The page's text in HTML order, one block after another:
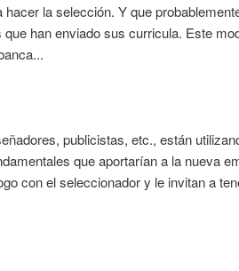
la selección. Y que
han enviado sus curricula. Este
publicistas, etc., están
que aportarían a la nueva
con el seleccionador y le invitan a